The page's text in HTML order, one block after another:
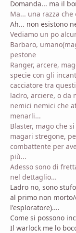
Domanda... ma il
Ma... una razza che
Ah... non esistono
Vediamo un po
Barbaro,
pestone
Ranger, arcere,
specie con gli
cacciatore tra
ladro, arciere, o da
nemici nemici che
menarli...
Blaster, mago che
magari stregone,
combattente per
più...
Adesso sono di
nel dettaglio...
Ladro no, sono
al primo non
l'esploratore)....
Come si possono
Il warlock me lo